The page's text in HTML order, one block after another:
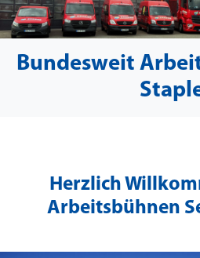
Bundesweit
Herzlich
Arbeitsbühnen